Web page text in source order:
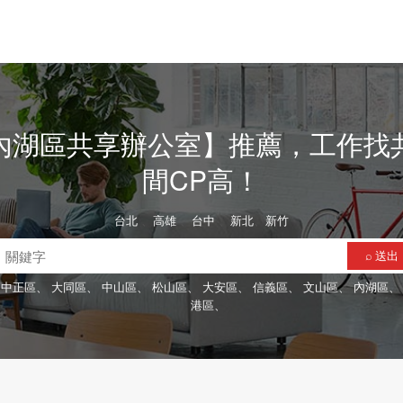
湖區共享辦公室】推薦，工作找
間CP高！
台北 高雄 台中、新北、 新竹
⌕ 送出
中正區、 大同區、 中山區、 松山區、 大安區、 信義區、 文山區、內湖區、
港區、